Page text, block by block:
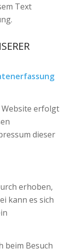
Text
erfolgt
dieser
erhoben,
kann es sich
beim Besuch